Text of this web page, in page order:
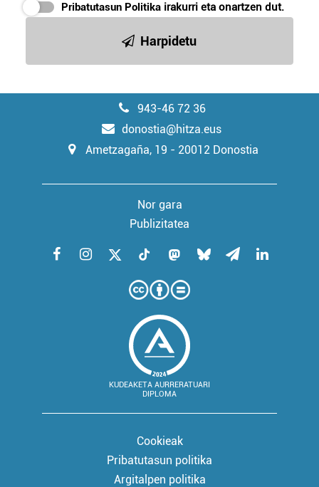
Pribatutasun Politika irakurri eta onartzen dut.
Harpidetu
943-46 72 36
donostia@hitza.eus
Ametzagaña, 19 - 20012 Donostia
Nor gara
Publizitatea
KUDEAKETA AURRERATUARI
DIPLOMA
Cookieak
Pribatutasun politika
Argitalpen politika